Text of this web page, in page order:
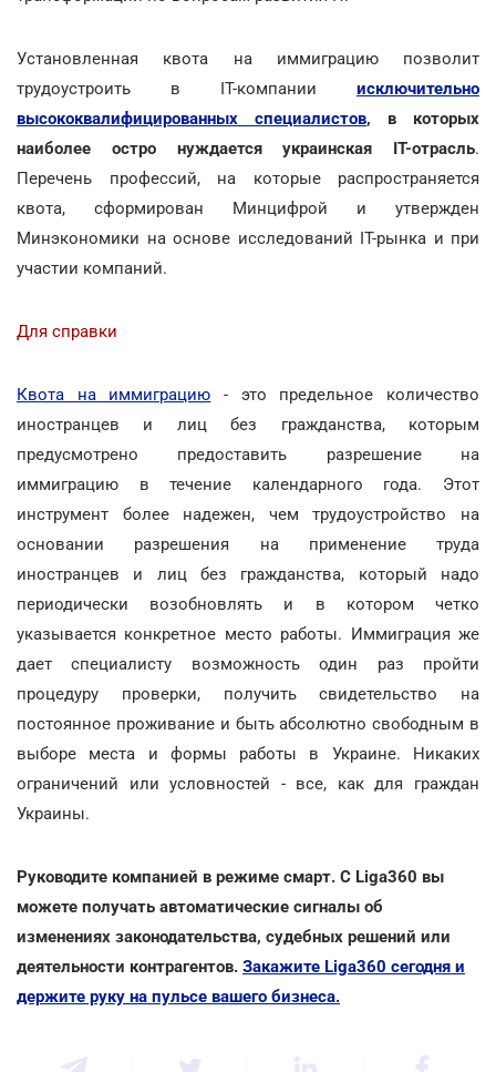
Установленная квота на иммиграцию позволит
трудоустроить в IT-компании исключительно
высококвалифицированных специалистов, в которых
наиболее остро нуждается украинская IT-отрасль.
Перечень профессий, на которые распространяется
квота, сформирован Минцифрой и утвержден
Минэкономики на основе исследований IT-рынка и при
участии компаний.
Для справки
Квота на иммиграцию - это предельное количество
иностранцев и лиц без гражданства, которым
предусмотрено предоставить разрешение на
иммиграцию в течение календарного года. Этот
инструмент более надежен, чем трудоустройство на
основании разрешения на применение труда
иностранцев и лиц без гражданства, который надо
периодически возобновлять и в котором четко
указывается конкретное место работы. Иммиграция же
дает специалисту возможность один раз пройти
процедуру проверки, получить свидетельство на
постоянное проживание и быть абсолютно свободным в
выборе места и формы работы в Украине. Никаких
ограничений или условностей - все, как для граждан
Украины.
Руководите компанией в режиме смарт. С Liga360 вы
можете получать автоматические сигналы об
изменениях законодательства, судебных решений или
деятельности контрагентов. Закажите Liga360 сегодня и
держите руку на пульсе вашего бизнеса.